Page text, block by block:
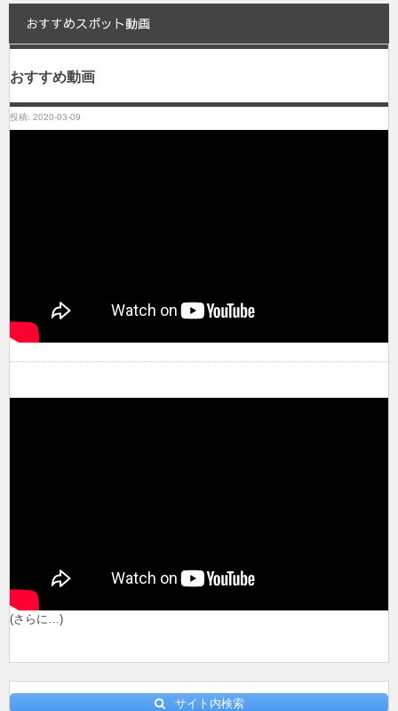
おすすめスポット動画
おすすめ動画
投稿: 2020-03-09
(さらに…)
サイト内検索